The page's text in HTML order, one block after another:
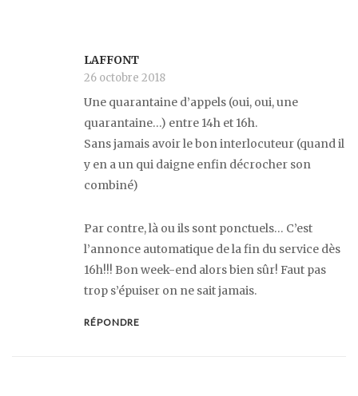
LAFFONT
26 octobre 2018
Une quarantaine d’appels (oui, oui, une
quarantaine…) entre 14h et 16h.
Sans jamais avoir le bon interlocuteur (quand il
y en a un qui daigne enfin décrocher son
combiné)
Par contre, là ou ils sont ponctuels… C’est
l’annonce automatique de la fin du service dès
16h!!! Bon week-end alors bien sûr! Faut pas
trop s’épuiser on ne sait jamais.
RÉPONDRE